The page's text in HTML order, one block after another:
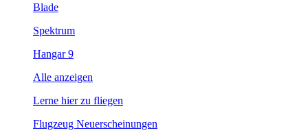
Blade
Spektrum
Hangar 9
Alle anzeigen
Lerne hier zu fliegen
Flugzeug Neuerscheinungen